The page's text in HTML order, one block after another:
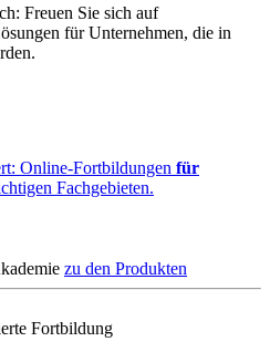
Freuen Sie sich auf
für Unternehmen, die in
Online-Fortbildungen für
Fachgebieten.
zu den Produkten
Fortbildung